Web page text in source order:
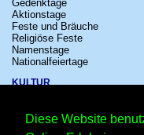
Diese Website
Gedenktage
Aktionstage
Feste und Bräuche
Religiöse Feste
Namenstage
Nationalfeiertage
KULTUR
Kinostarts
Festivals